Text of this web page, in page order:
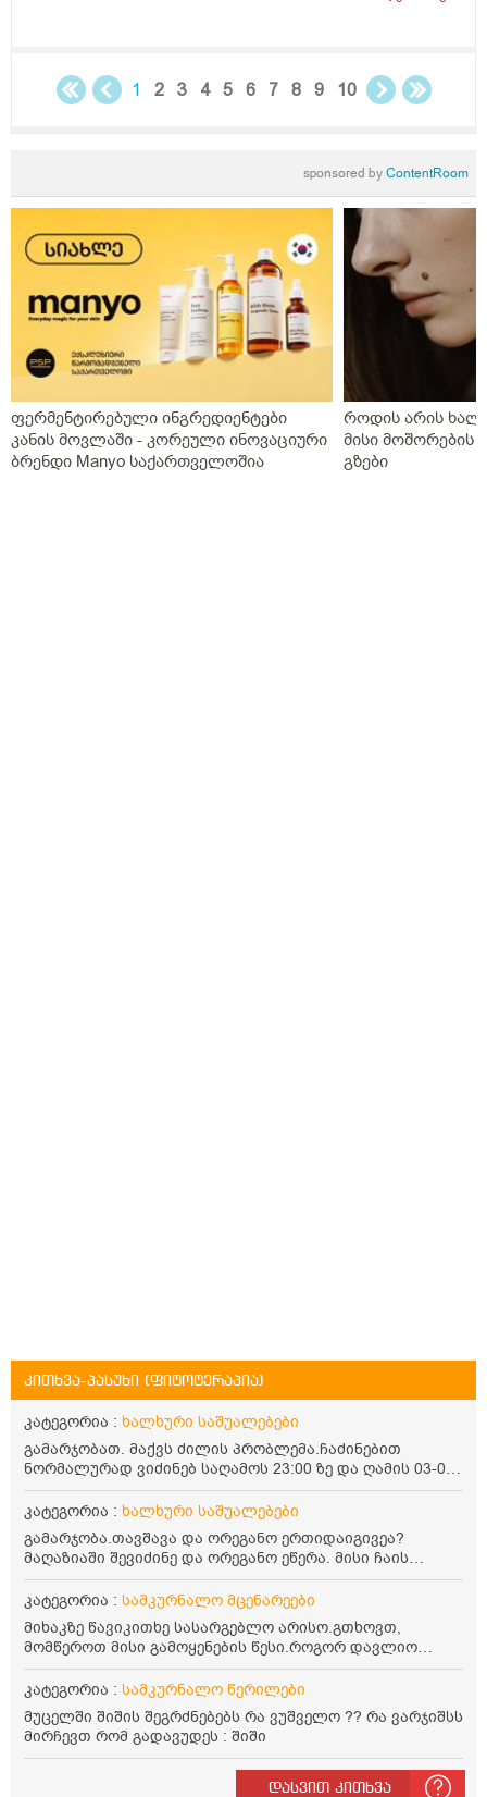
1 2 3 4 5 6 7 8 9 10
sponsored byContentRoom
ფერმენტირებული ინგრედიენტები
კანის მოვლაში - კორეული ინოვაციური
ბრენდი Manyo საქართველოშია
როდის არის
მისი მოშორების
გზები
კითხვა-პასუხი (ფიტოტერაპია)
კატეგორია : ხალხური საშუალებები
გამარჯობათ. მაქვს ძილის პრობლემა.ჩაძინებით
ნორმალურად ვიძინებ საღამოს 23:00 ზე და ღამის 03-00
ან 04:00 საათზე მეღვიძება და მერე ვერ ვიძინებ
ვერაფრით.რამე ხალხური საშუალება თუ არის ამ
კატეგორია : ხალხური საშუალებები
გამარჯობა.თავშავა და ორეგანო ერთიდაიგივეა?
მაღაზიაში შევიძინე და ორეგანო ეწერა. მისი ჩაის
დალევის წესი მაინტერესებს.რისთვის არის კარგი?
წავიკითხე რომ: 1 ჭიქა თბილ წყალში ჩავყაროთ 1 ჩაის
კოვზი დაქუცმაცებული და გამხმარი ორეგანო და
გავაჩეროთ 10-15 წუთი, მივიღოთო ჭამიდან 1-2 საათში.
მიზანი: ანტიოქსიდანტური და ანთების საწინააღმდეგო
თვისება. სწორია ეს ინფორმაცია? უკუჩვენება რა აქვს
და ბრონქულ ასთმას თუ შველის ორეგანოს ჩაი?
კატეგორია : სამკურნალო მცენარეები
მიხაკზე წავიკითხე სასარგებლო არისო.გთხოვთ,
მომწეროთ მისი გამოყენების წესი.როგორ დავლიო
მიხაკის ჩაი. ასევე მაინტერესებს ლეიკოციტები მაქვს
ოდნავ დაბალი და წავიკითხე ლეიკოციტების დონეს
კატეგორია : სამკურნალო წერილები
მუცელში შიშის შეგრძნებებს რა ვუშველო ?? რა ვარჯიშსს
მირჩევთ რომ გადავუდეს : შიში
დასვით კითხვა